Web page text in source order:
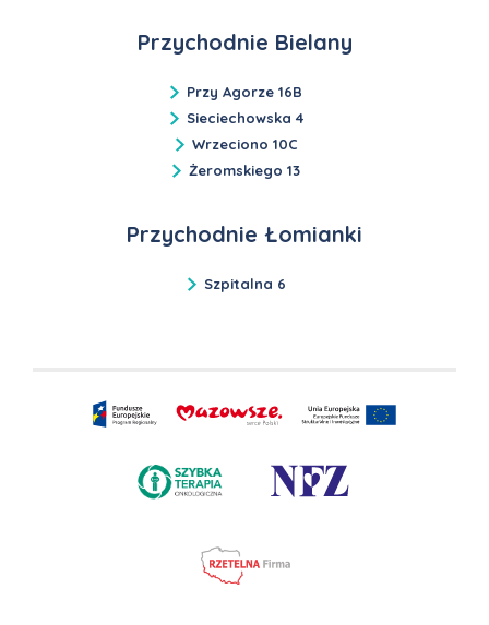
Przychodnie Bielany
Przy Agorze 16B
Sieciechowska 4
Wrzeciono 10C
Żeromskiego 13
Przychodnie Łomianki
Szpitalna 6